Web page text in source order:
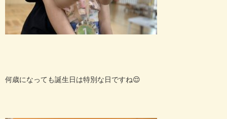
何歳になっても誕生日は特別な日ですね😌